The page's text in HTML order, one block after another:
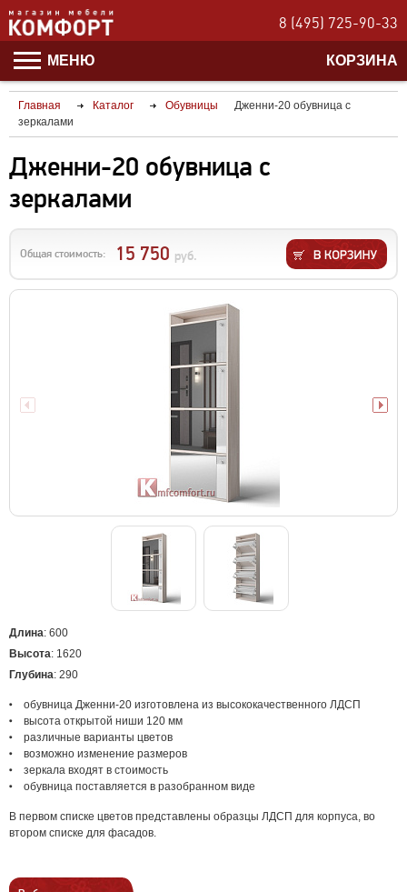
8 (495) 725-90-33
МЕНЮ КОРЗИНА
Главная Каталог Обувницы
Дженни-20 обувница с
зеркалами
Дженни-20 обувница с
зеркалами
Общая стоимость: 15 750 руб.
Длина: 600
Высота: 1620
Глубина: 290
обувница Дженни-20 изготовлена из высококачественного ЛДСП
высота открытой ниши 120 мм
различные варианты цветов
возможно изменение размеров
зеркала входят в стоимость
обувница поставляется в разобранном виде
В первом списке цветов представлены образцы ЛДСП для корпуса, во
втором списке для фасадов.